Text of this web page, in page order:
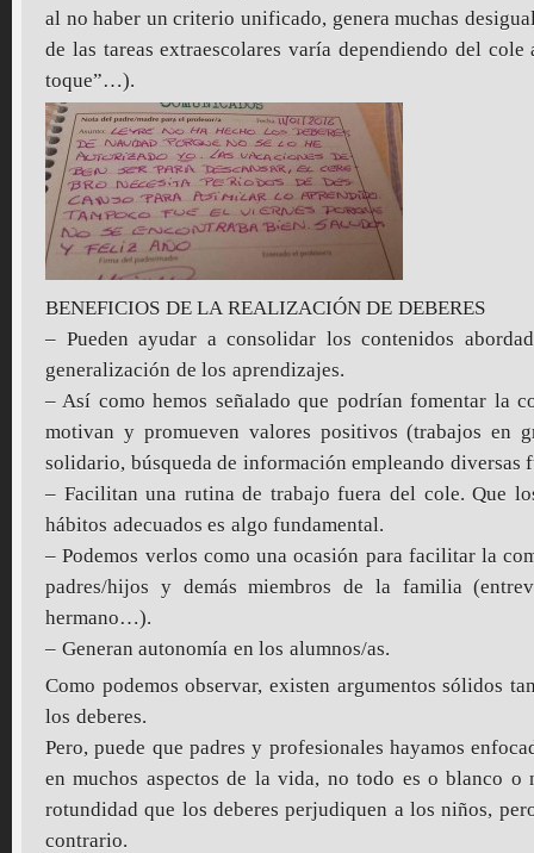
al no haber un criterio unificado, genera muchas
de las tareas extraescolares varía dependiendo del
toque”…).
BENEFICIOS DE LA REALIZACIÓN DE DEBERES
– Pueden ayudar a consolidar los contenidos
generalización de los aprendizajes.
– Así como hemos señalado que podrían fomentar la
motivan y promueven valores positivos (trabajos en
solidario, búsqueda de información empleando diversas
– Facilitan una rutina de trabajo fuera del cole. Que
hábitos adecuados es algo fundamental.
– Podemos verlos como una ocasión para facilitar la
padres/hijos y demás miembros de la familia
hermano…).
– Generan autonomía en los alumnos/as.
Como podemos observar, existen argumentos sólidos
los deberes.
Pero, puede que padres y profesionales hayamos
en muchos aspectos de la vida, no todo es o blanco o
rotundidad que los deberes perjudiquen a los niños,
contrario.